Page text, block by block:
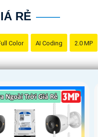
RẺ
Color AI Coding 2.0 MP